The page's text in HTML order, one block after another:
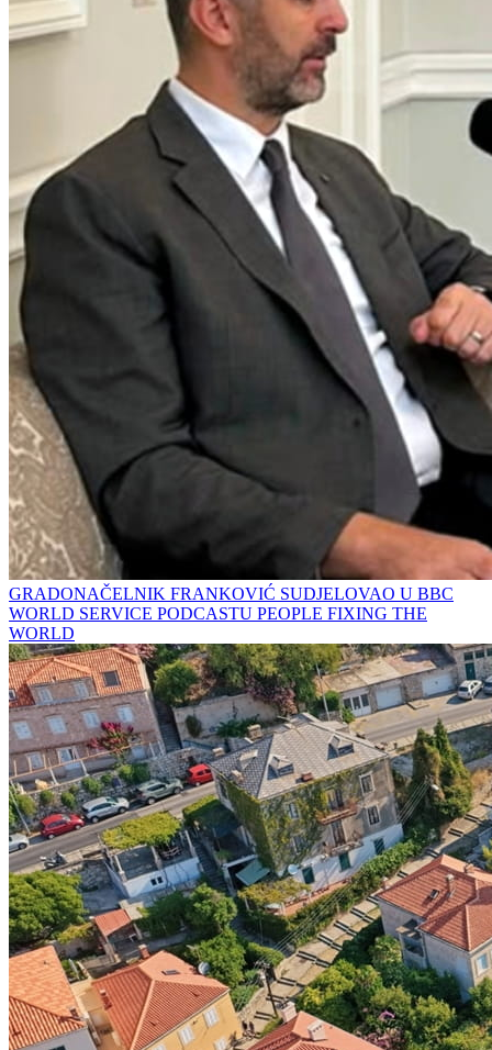
GRADONAČELNIK FRANKOVIĆ SUDJELOVAO U BBC
WORLD SERVICE PODCASTU PEOPLE FIXING THE
WORLD